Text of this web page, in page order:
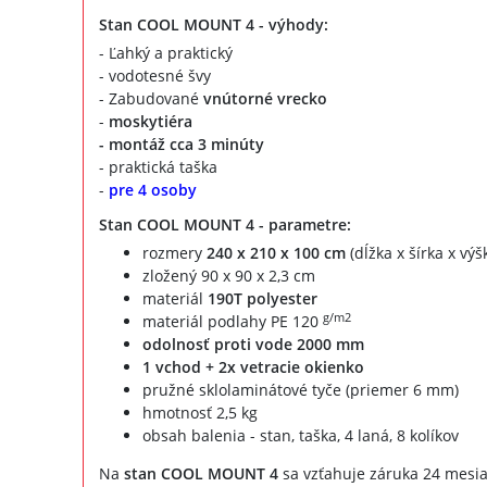
Stan COOL MOUNT 4 - výhody:
- Ľahký a praktický
- vodotesné švy
- Zabudovanévnútorné vrecko
- moskytiéra
- montáž cca 3 minúty
- praktická taška
- pre 4 osoby
Stan COOL MOUNT 4 - parametre:
rozmery 240 x 210 x 100 cm(dĺžka x šírka x
zložený 90 x 90 x 2,3 cm
materiál 190T polyester
materiál podlahy PE 120 g/m2
odolnosť proti vode 2000 mm
1 vchod + 2x vetracie okienko
pružné sklolaminátové tyče (priemer 6 mm)
hmotnosť 2,5 kg
obsah balenia - stan, taška, 4 laná, 8 kolíkov
Na stan COOL MOUNT 4sa vzťahuje záruka 24